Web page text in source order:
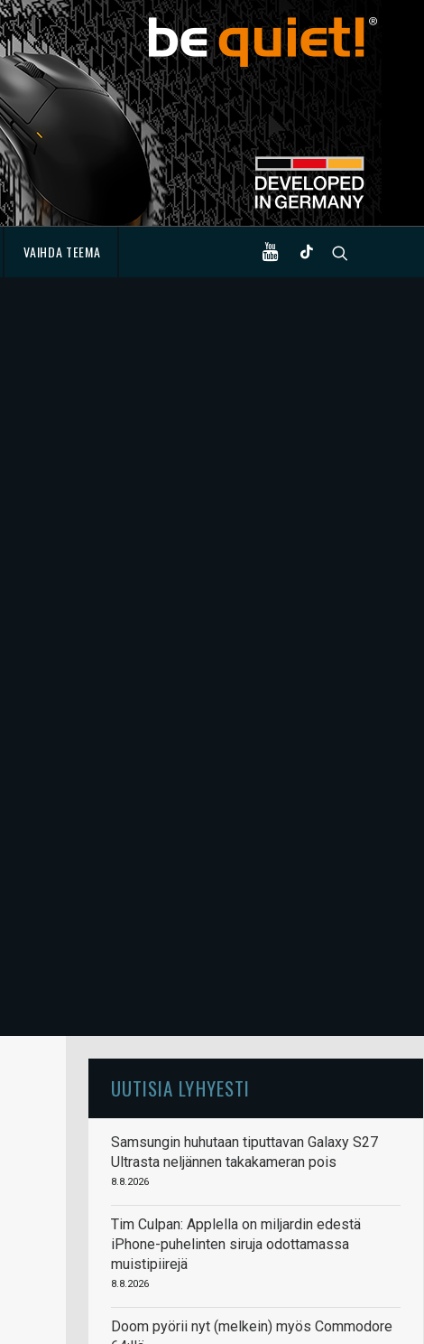
VAIHDA TEEMA
UUTISIA LYHYESTI
Samsungin huhutaan tiputtavan Galaxy S27
Ultrasta neljännen takakameran pois
8.8.2026
Tim Culpan: Applella on miljardin edestä
iPhone-puhelinten siruja odottamassa
muistipiirejä
8.8.2026
Doom pyörii nyt (melkein) myös Commodore